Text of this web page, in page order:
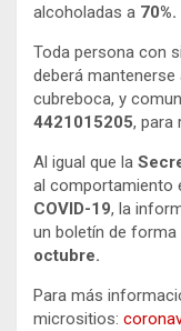
alcoholadas a 70%.
Toda persona con
deberá
cubreboca, y
4421015205, para
Al igual que la
al comportamiento
COVID-19, la
un boletín de forma
octubre.
Para más
micrositios: